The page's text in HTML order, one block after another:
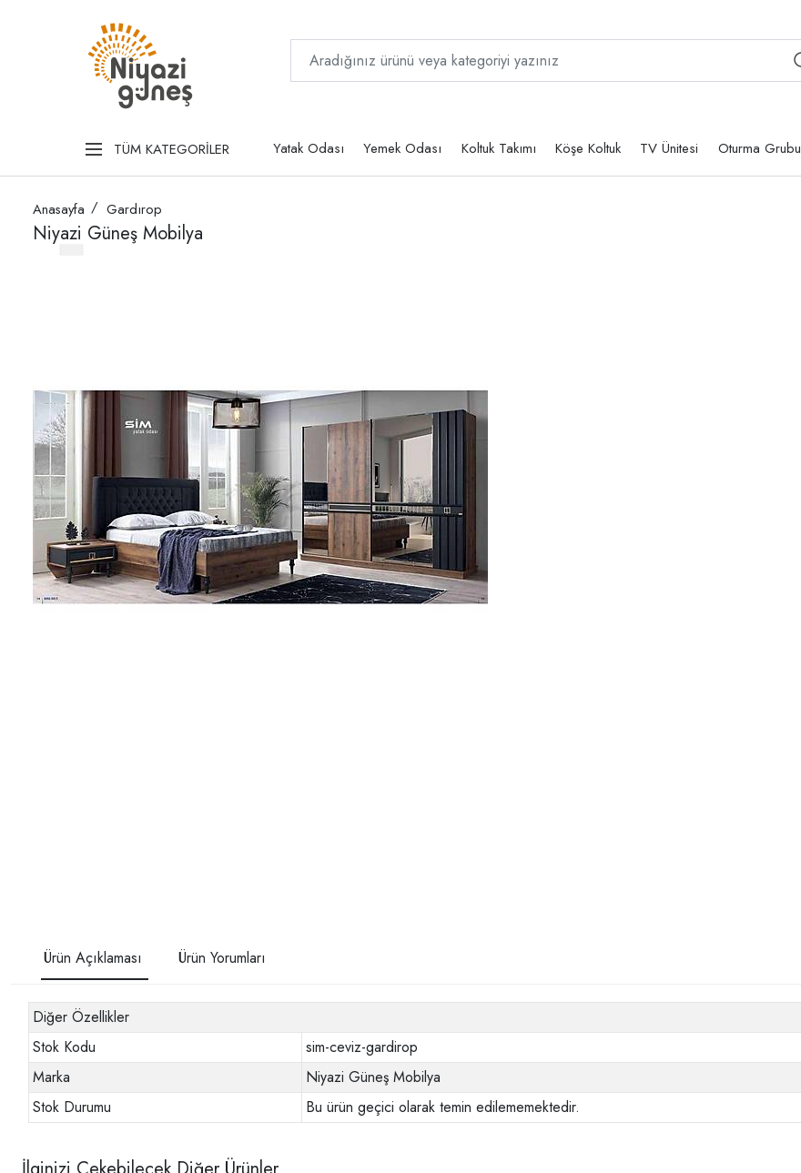
TÜM KATEGORİLER Yatak Odası Yemek Odası Koltuk Takımı Köşe Koltuk TV Ünitesi Oturma Grubu
Anasayfa Gardırop
Niyazi Güneş Mobilya
Ürün Açıklaması Ürün Yorumları
Diğer Özellikler
Stok Kodu
sim-ceviz-gardirop
Marka
Niyazi Güneş Mobilya
Stok Durumu
Bu ürün geçici olarak temin edilememektedir.